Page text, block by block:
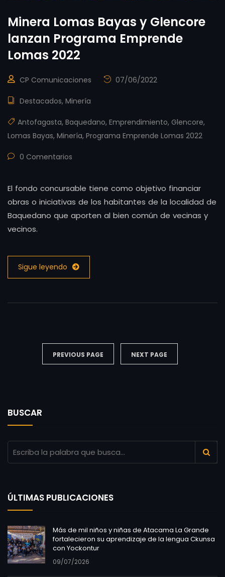
Minera Lomas Bayas y Glencore
lanzan Programa Emprende
Lomas 2022
CP Comunicaciones 07/06/2022
Destacados, Minería
Antofagasta, Baquedano, Emprendimiento, Glencore,
Lomas Bayas, Minería, Programa Emprende Lomas 2022
0 Comentarios
El fondo concursable tiene como objetivo financiar
obras o iniciativas de los habitantes de la localidad de
Baquedano que aporten al bien común de vecinas y
vecinos.
Sigue leyendo
PREVIOUS PAGE NEXT PAGE
BUSCAR
ÚLTIMAS PUBLICACIONES
Más de mil niños y niñas de Atacama La Grande
fortalecieron su aprendizaje de la lengua Ckunsa
con Yockontur
09/07/2026